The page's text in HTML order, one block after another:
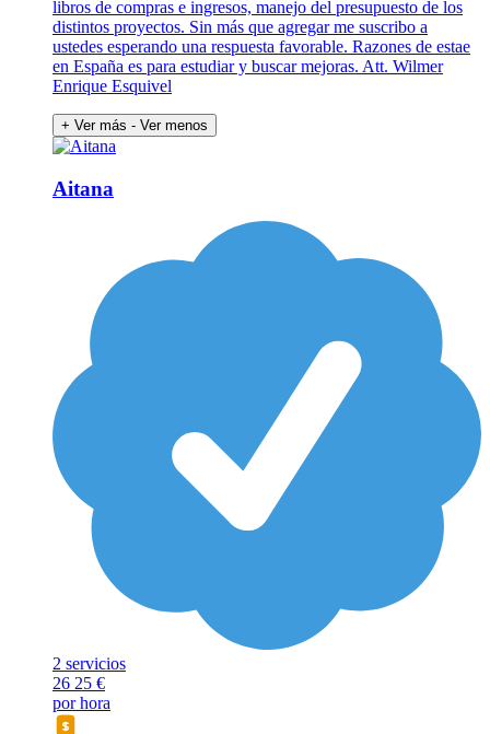
libros de compras e ingresos, manejo del presupuesto de los
distintos proyectos. Sin más que agregar me suscribo a
ustedes esperando una respuesta favorable. Razones de estae
en España es para estudiar y buscar mejoras. Att. Wilmer
Enrique Esquivel
+ Ver más - Ver menos
Aitana
2 servicios
26 25 €
por hora